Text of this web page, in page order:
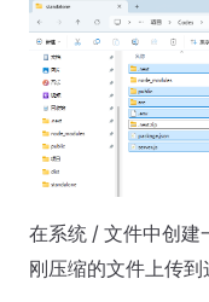
在系统 / 文件中创建
刚压缩的文件上传到